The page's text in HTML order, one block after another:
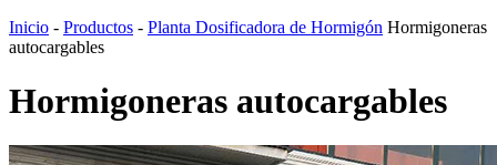
Inicio - Productos - Planta Dosificadora de Hormigón Hormigoneras
autocargables
Hormigoneras autocargables